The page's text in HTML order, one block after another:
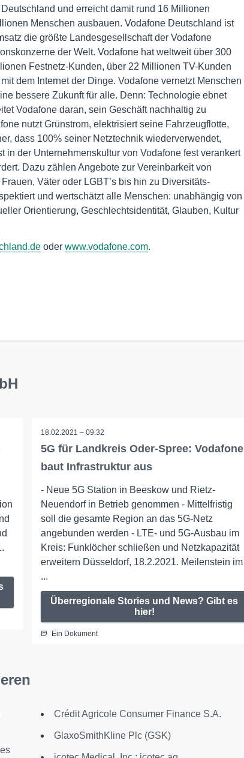
und erreicht damit rund 16 Millionen
Menschen ausbauen. Vodafone Deutschland ist
die größte Landesgesellschaft der Vodafone
der Welt. Vodafone hat weltweit über 300
Festnetz-Kunden, über 22 Millionen TV-Kunden
dem Internet der Dinge. Vodafone vernetzt Menschen
bessere Zukunft für alle. Denn: Technologie ebnet
Vodafone daran, sein Geschäft nachhaltig zu
nutzt Grünstrom, elektrisiert seine Fahrzeugflotte,
dass 100% seiner Netztechnik wiederverwendet,
in der Unternehmenskultur von Vodafone fest verankert
Dazu zählen Angebote zur Vereinbarkeit von
Väter oder LGBT’s bis hin zu Diversitäts-
und wertschätzt alle Menschen: unabhängig von
Orientierung, Geschlechtsidentität, Glauben, Kultur
oder www.vodafone.com.
18.02.2021 – 09:32
5G für Landkreis Oder-Spree: Vodafone
baut Infrastruktur aus
- Neue 5G Station in Beeskow und Rietz-
Neuendorf in Betrieb genommen - Mittelfristig
soll die gesamte Region an das 5G-Netz
angebunden werden - LTE- und 5G-Ausbau im
Kreis: Funklöcher schließen und Netzkapazität
erweitern Düsseldorf, 18.2.2021. Meilenstein im
...
Überregionale Stories und News? Gibt es
hier!
Ein Dokument
Crédit Agricole Consumer Finance S.A.
GlaxoSmithKline Plc (GSK)